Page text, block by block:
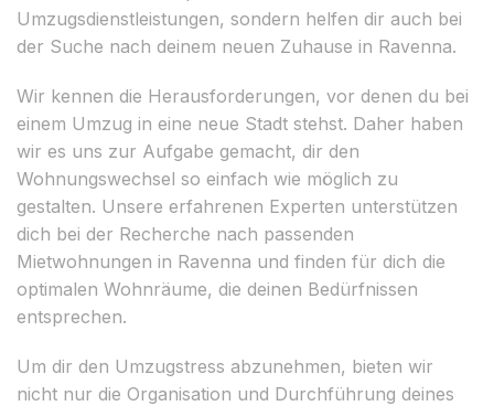
Umzugsdienstleistungen, sondern helfen dir auch bei
der Suche nach deinem neuen Zuhause in Ravenna.
Wir kennen die Herausforderungen, vor denen du bei
einem Umzug in eine neue Stadt stehst. Daher haben
wir es uns zur Aufgabe gemacht, dir den
Wohnungswechsel so einfach wie möglich zu
gestalten. Unsere erfahrenen Experten unterstützen
dich bei der Recherche nach passenden
Mietwohnungen in Ravenna und finden für dich die
optimalen Wohnräume, die deinen Bedürfnissen
entsprechen.
Um dir den Umzugstress abzunehmen, bieten wir
nicht nur die Organisation und Durchführung deines